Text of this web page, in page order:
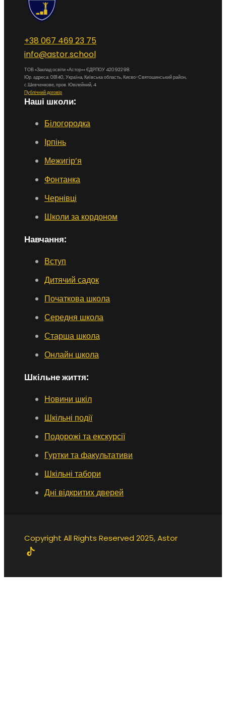
+38 067 469 23 75
info@astor.school
ТОВ «Заклад освіти «Астор»» ЄДРПОУ 42092298.
Юр. адреса: 08140, Україна, Київська область, Києво-Святошинський район,
с.Шевченкове, пров. Ювілейний, 4
Публічний договір
Наші школи:
Білогородка
Ірпінь
Межигір’я
Фонтанка
Чернівці
Школи за кордоном
Навчання:
Вступ
Дитячий садок
Початкова школа
Середня школа
Старша школа
Онлайн школа
Шкільне життя:
Новини шкіл
Шкільні події
Подорожі та екскурсії
Гуртки та факультативи
Шкільні табори
Дні відкритих дверей
Copyright All Rights Reserved 2025, Astor